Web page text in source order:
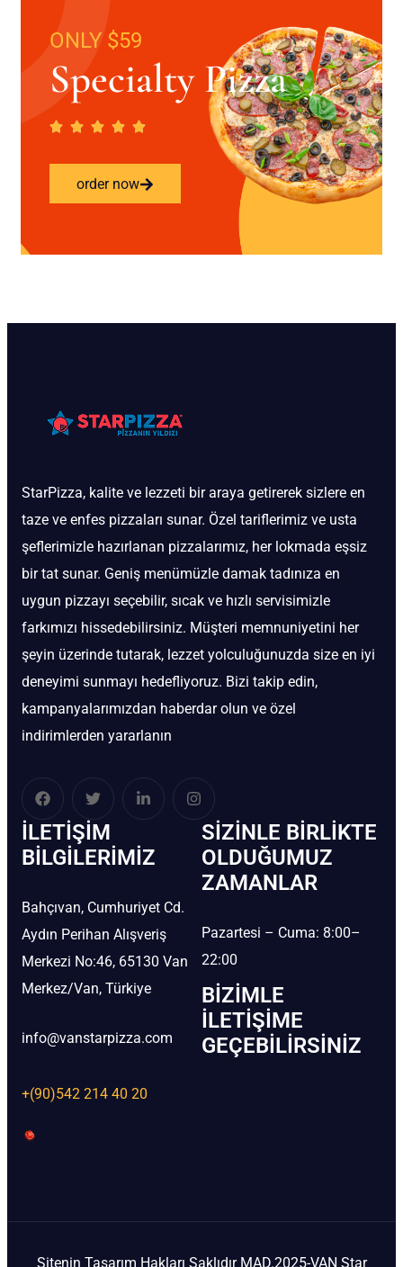
ONLY $59
Specialty Pizza
order now
StarPizza, kalite ve lezzeti bir araya getirerek sizlere en
taze ve enfes pizzaları sunar. Özel tariflerimiz ve usta
şeflerimizle hazırlanan pizzalarımız, her lokmada eşsiz
bir tat sunar. Geniş menümüzle damak tadınıza en
uygun pizzayı seçebilir, sıcak ve hızlı servisimizle
farkımızı hissedebilirsiniz. Müşteri memnuniyetini her
şeyin üzerinde tutarak, lezzet yolculuğunuzda size en iyi
deneyimi sunmayı hedefliyoruz. Bizi takip edin,
kampanyalarımızdan haberdar olun ve özel
indirimlerden yararlanın
İLETIŞIM
BİLGILERIMIZ
Bahçıvan, Cumhuriyet Cd.
Aydın Perihan Alışveriş
Merkezi No:46, 65130 Van
Merkez/Van, Türkiye
info@vanstarpizza.com
+(90)542 214 40 20
SIZINLE BIRLIKTE
OLDUĞUMUZ
ZAMANLAR
Pazartesi – Cuma: 8:00–
22:00
BIZIMLE
İLETIŞIME
GEÇEBILIRSINIZ
Sitenin Tasarım Hakları Saklıdır MAD.2025-VAN Star